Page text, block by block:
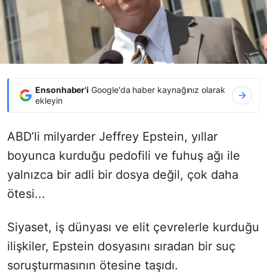
Ensonhaber'i Google'da haber kaynağınız olarak
ekleyin
ABD’li milyarder Jeffrey Epstein, yıllar
boyunca kurduğu pedofili ve fuhuş ağı ile
yalnızca bir adli bir dosya değil, çok daha
ötesi...
Siyaset, iş dünyası ve elit çevrelerle kurduğu
ilişkiler, Epstein dosyasını sıradan bir suç
soruşturmasının ötesine taşıdı.